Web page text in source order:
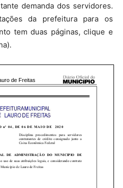
demanda dos servidores.
da prefeitura para os
tem duas páginas, clique e